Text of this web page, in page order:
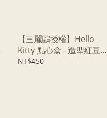
【三麗鷗授權】Hello
Kitty 點心盒 - 造型紅豆麻
糬餅
NT$450